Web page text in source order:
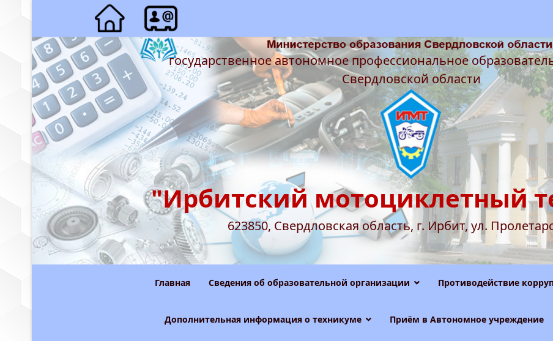
государственное автономное профессиональное
Свердловской области
"Ирбитский мотоциклетный
623850, Свердловская область, г. Ирбит, ул.
Главная Сведения об образовательной организации Противодействие
Дополнительная информация о техникуме Приём в Автономное учреждение